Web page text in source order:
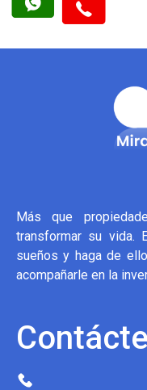
Más que
transformar su vida.
sueños y haga de
acompañarle en la